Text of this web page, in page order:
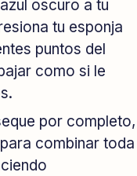
oscuro a tu
tu esponja
puntos del
como si le
por completo,
combinar toda